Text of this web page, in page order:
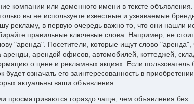
компании или доменного имени в тексте
вы не используете известные и узнаваемые
рекламу, в первую очередь важно то, что они нашли
правильные ключевые слова. Например, не
"аренда". Посетители, которые ищут слово "аренда",
аренды, арендой офисов, автомобилей, коттеджей,
о цене и рекламных акциях. Если пользователь
означать его заинтересованность в
актуальны ваши объявления.
просматриваются гораздо чаще, чем объявления без